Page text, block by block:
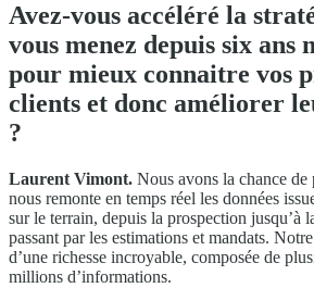
Avez-vous accéléré la
vous menez depuis six ans
pour mieux connaitre vos
clients et donc améliorer
?
Laurent Vimont. Nous avons la chance de
nous remonte en temps réel les données
sur le terrain, depuis la prospection jusqu’à
passant par les estimations et mandats.
d’une richesse incroyable, composée de
millions d’informations.